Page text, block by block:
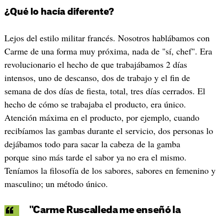
¿Qué lo hacía diferente?
Lejos del estilo militar francés. Nosotros hablábamos con
Carme de una forma muy próxima, nada de "sí, chef". Era
revolucionario el hecho de que trabajábamos 2 días
intensos, uno de descanso, dos de trabajo y el fin de
semana de dos días de fiesta, total, tres días cerrados. El
hecho de cómo se trabajaba el producto, era único.
Atención máxima en el producto, por ejemplo, cuando
recibíamos las gambas durante el servicio, dos personas lo
dejábamos todo para sacar la cabeza de la gamba
porque sino más tarde el sabor ya no era el mismo.
Teníamos la filosofía de los sabores, sabores en femenino y
masculino; un método único.
"Carme Ruscalleda me enseñó la